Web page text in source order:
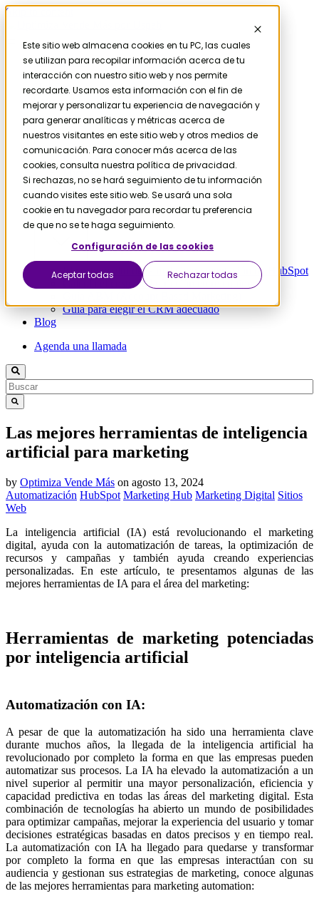
Este sitio web almacena cookies en tu PC, las cuales
se utilizan para recopilar información acerca de tu
interacción con nuestro sitio web y nos permite
recordarte. Usamos esta información con el fin de
mejorar y personalizar tu experiencia de navegación y
para generar analíticas y métricas acerca de
nuestros visitantes en este sitio web y otros medios de
comunicación. Para conocer más acerca de las
cookies, consulta nuestra política de privacidad.
Si rechazas, no se hará seguimiento de tu información
cuando visites este sitio web. Se usará una sola
cookie en tu navegador para recordar tu preferencia
de que no se te haga seguimiento.
Configuración de las cookies
Aceptar todas Rechazar todas
Skip to content
Contáctanos
Servicios
HubSpot
Migración
Salesforce a HubSpot
Microsoft D365 a HubSpot
Pipedrive a HubSpot
Zendesk a HubSpot
Recursos
El coste oculto de la mala implementación de HubSpot
Calcula el coste de la fricción entre equipos
Guía para elegir el CRM adecuado
Blog
Agenda una llamada
Las mejores herramientas de inteligencia
artificial para marketing
by Optimiza Vende Más on agosto 13, 2024
Automatización HubSpot Marketing Hub Marketing Digital Sitios
Web
La inteligencia artificial (IA) está revolucionando el marketing
digital, ayuda con la automatización de tareas, la optimización de
recursos y campañas y también ayuda creando experiencias
personalizadas. En este artículo, te presentamos algunas de las
mejores herramientas de IA para el área del marketing:
Herramientas de marketing potenciadas
por inteligencia artificial
Automatización con IA:
A pesar de que la automatización ha sido una herramienta clave
durante muchos años, la llegada de la inteligencia artificial ha
revolucionado por completo la forma en que las empresas pueden
automatizar sus procesos. La IA ha elevado la automatización a un
nivel superior al permitir una mayor personalización, eficiencia y
capacidad predictiva en todas las áreas del marketing digital. Esta
combinación de tecnologías ha abierto un mundo de posibilidades
para optimizar campañas, mejorar la experiencia del usuario y tomar
decisiones estratégicas basadas en datos precisos y en tiempo real.
La automatización con IA ha llegado para quedarse y transformar
por completo la forma en que las empresas interactúan con su
audiencia y gestionan sus estrategias de marketing, conoce algunas
de las mejores herramientas para marketing automation: